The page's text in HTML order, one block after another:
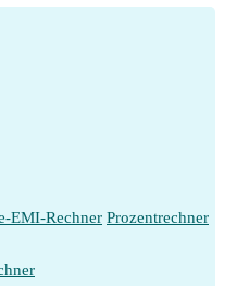
EMI-Rechner Prozentrechner